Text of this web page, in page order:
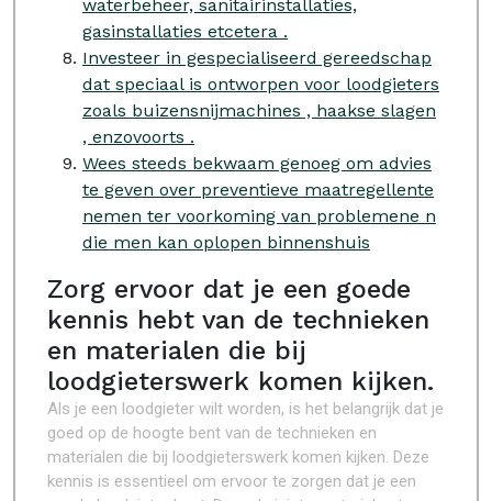
waterbeheer, sanitairinstallaties,
gasinstallaties etcetera .
Investeer in gespecialiseerd gereedschap
dat speciaal is ontworpen voor loodgieters
zoals buizensnijmachines , haakse slagen
, enzovoorts .
Wees steeds bekwaam genoeg om advies
te geven over preventieve maatregellente
nemen ter voorkoming van problemene n
die men kan oplopen binnenshuis
Zorg ervoor dat je een goede
kennis hebt van de technieken
en materialen die bij
loodgieterswerk komen kijken.
Als je een loodgieter wilt worden, is het belangrijk dat je
goed op de hoogte bent van de technieken en
materialen die bij loodgieterswerk komen kijken. Deze
kennis is essentieel om ervoor te zorgen dat je een